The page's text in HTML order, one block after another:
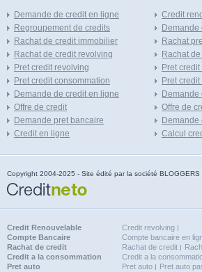
Demande de credit en ligne
Regroupement de credits
Rachat de credit immobilier
Rachat de credit revolving
Pret credit revolving
Pret credit consommation
Demande de credit en ligne
Offre de credit
Demande pret bancaire
Credit en ligne
Credit
Demande
Rachat
Rachat
Pret
Pret
Demande
Offre de
Demande
Calcul
Copyright 2004-2025 - Site édité par la société BLOGGERS
Credit Renouvelable
Credit revolving
Compte Bancaire
Compte bancaire en
Rachat de credit
Rachat de credit
Credit a la consommation
Credit a la
Pret auto
Pret auto Pret auto